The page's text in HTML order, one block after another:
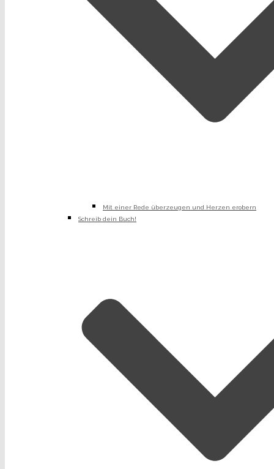
Mit einer Rede überzeugen und Herzen erobern
Schreib dein Buch!